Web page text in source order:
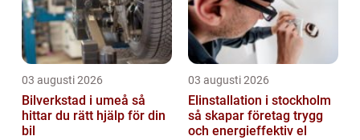
03 augusti 2026
Bilverkstad i umeå så
hittar du rätt hjälp för din
bil
03 augusti 2026
Elinstallation i stockholm
så skapar företag trygg
och energieffektiv el